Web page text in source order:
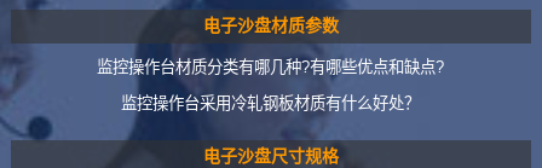
电子沙盘材质参数
监控操作台材质分类有哪几种?有哪些优点和缺点?
监控操作台采用冷轧钢板材质有什么好处？
电子沙盘尺寸规格